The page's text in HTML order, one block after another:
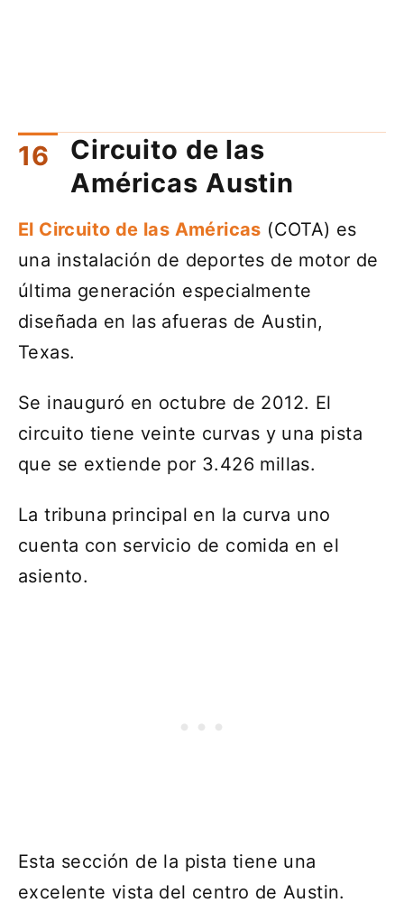
Circuito de las
Américas Austin
El Circuito de las Américas (COTA) es
una instalación de deportes de motor de
última generación especialmente
diseñada en las afueras de Austin,
Texas.
Se inauguró en octubre de 2012. El
circuito tiene veinte curvas y una pista
que se extiende por 3.426 millas.
La tribuna principal en la curva uno
cuenta con servicio de comida en el
asiento.
Esta sección de la pista tiene una
excelente vista del centro de Austin.